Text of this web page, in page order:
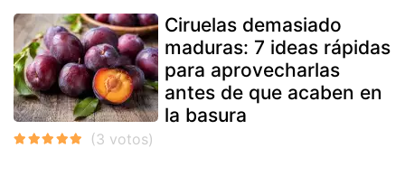
Ciruelas demasiado
maduras: 7 ideas rápidas
para aprovecharlas
antes de que acaben en
la basura